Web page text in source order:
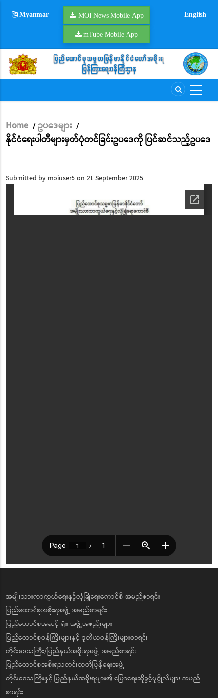
Myanmar MOI News Mobile App
mTube Mobile App
English
Breadcrumb
Home / ဥပဒေများ /
နိုင်ငံရေးပါတီများမှတ်ပုံတင်ခြင်းဥပဒေကို ပြင်ဆင်သည့်ဥပဒေ
Submitted by moiuser5on 21 September 2025
အမျိုးသားကာကွယ်ရေးနှင့်လုံခြုံရေးကောင်စီ အမည်စာရင်း
ပြည်ထောင်စုအစိုးရအဖွဲ့ အမည်စာရင်း
ပြည်ထောင်စုအဆင့် ရုံး၊ အဖွဲ့အစည်းများ
ပြည်ထောင်စုဝန်ကြီးများနှင့် ဒုတိယဝန်ကြီးများစာရင်း
တိုင်းဒေသကြီး/ပြည်နယ်အစိုးရအဖွဲ့ အမည်စာရင်း
ပြည်ထောင်စုအစိုးရသတင်းထုတ်ပြန်ရေးအဖွဲ့
တိုင်းဒေသကြီးနှင့် ပြည်နယ်အစိုးရများ၏ ပြောရေးဆိုခွင့်ပုဂ္ဂိုလ်များ အမည်
စာရင်း